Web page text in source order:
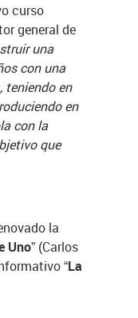
curso
general de
una
con una
teniendo en
en
con la
que
la
Uno” (Carlos
“La